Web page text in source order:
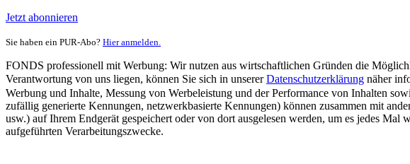
Jetzt abonnieren
Sie haben ein PUR-Abo? Hier anmelden.
FONDS professionell mit Werbung: Wir nutzen aus wirtschaftlichen Gründen die
Verantwortung von uns liegen, können Sie sich in unsererDatenschutzerklärung näher
Werbung und Inhalte, Messung von Werbeleistung und der Performance von Inhalten
zufällig generierte Kennungen, netzwerkbasierte Kennungen) können zusammen mit
usw.) auf Ihrem Endgerät gespeichert oder von dort ausgelesen werden, um es jedes
aufgeführten Verarbeitungszwecke.